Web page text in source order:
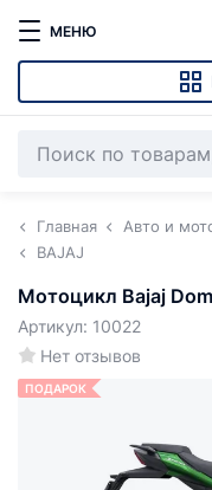
МЕНЮ
Главная Авто и
BAJAJ
Мотоцикл Bajaj
Нет отзывов
Артикул: 10022
ПОДАРОК